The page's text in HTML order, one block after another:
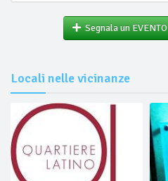
Segnala un EVENTO
Locali nelle vicinanze